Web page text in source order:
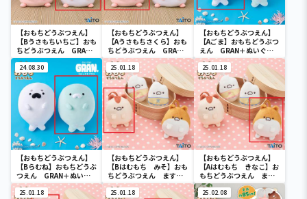
【おもちどうぶつえん】
【Bうさもちいちご】おも
ちどうぶつえん GRAN
＋ぬいぐるみ うさも
ち さくら&いちご
【おもちどうぶつえん】
【Aうさもちさくら】おも
ちどうぶつえん GRAN
＋ぬいぐるみ うさも
ち さくら&いちご
【おもちどうぶつえん】
【Aごま】おもちどうぶつ
えん GRAN＋ぬいぐる
み あざらしもち ごま
&らむね
24.08.30
【おもちどうぶつえん】
【Bらむね】おもちどうぶ
つえん GRAN＋ぬいぐ
るみ あざらしもち ご
ま&らむね
25.01.18
【おもちどうぶつえん】
【Bはむもち みそ】おも
ちどうぶつえん ますこ
っと はむもち&もちご
め
25.01.18
【おもちどうぶつえん】
【Aはむもち きなこ】お
もちどうぶつえん ます
こっと はむもち&もち
ごめ
25.01.18 25.01.18 25.02.08